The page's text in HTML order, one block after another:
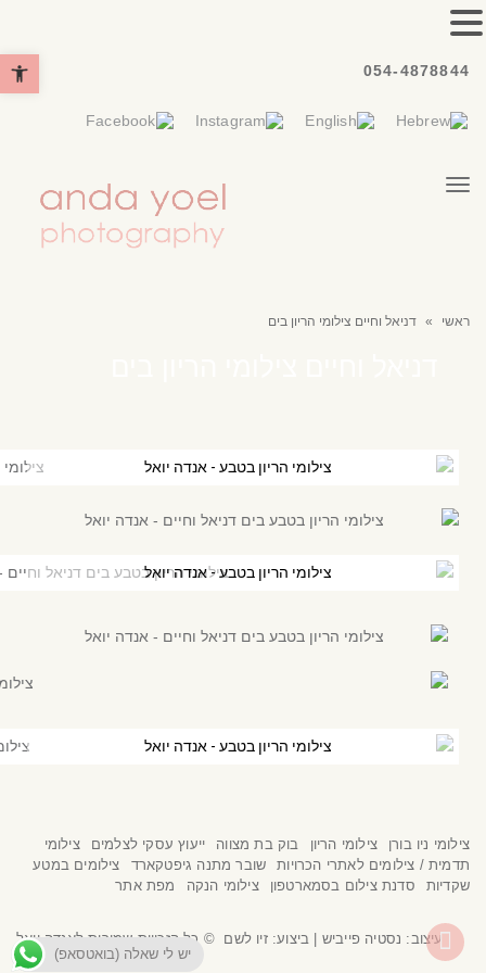
פתח 054-4878844
תפריט
ראשי » דניאל וחיים צילומי הריון בים
צילומי הריון בטבע - אנדה יואל
צילומי הריון בטבע - אנדה יואל
צילומי הריון בטבע - אנדה יואל
צילומי ניו בורן צילומי הריון בוק בת מצווה ייעוץ עסקי לצלמים
צילומי
תדמית / צילומים לאתרי הכרויות
שובר מתנה גיפטקארד
צילומים במטע
שקדיות
סדנת צילום בסמארטפון צילומי הנקה מפת אתר
עיצוב: נסטיה פייביש | ביצוע:זיו לשם © כל הזכויות שמורות לאנדה יואל
גלילה
לראש
יש לי שאלה (בואטסאפ)